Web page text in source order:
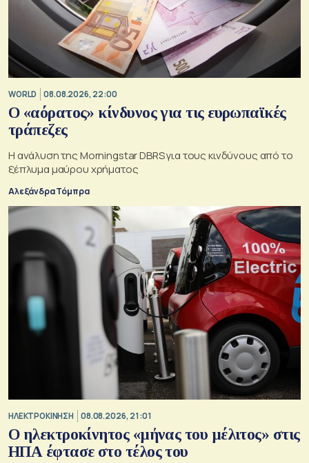
WORLD 08.08.2026, 22:00
Ο «αόρατος» κίνδυνος για τις ευρωπαϊκές
τράπεζες
Η ανάλυση της Morningstar DBRS για τους κινδύνους από το
ξέπλυμα μαύρου χρήματος
Αλεξάνδρα Τόμπρα
ΗΛΕΚΤΡΟΚΙΝΗΣΗ 08.08.2026, 21:01
Ο ηλεκτροκίνητος «μήνας του μέλιτος» στις
ΗΠΑ έφτασε στο τέλος του